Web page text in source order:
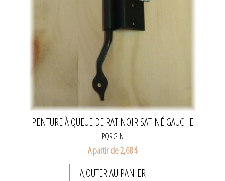
PENTURE À QUEUE DE RAT NOIR SATINÉ GAUCHE
PQRG-N
A partir de 2,68 $
AJOUTER AU PANIER